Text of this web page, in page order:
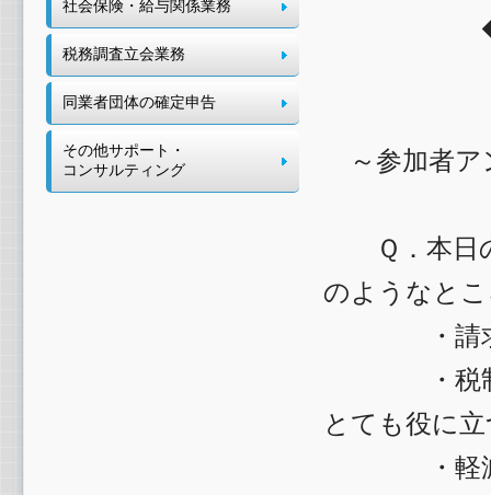
◆平成31
～参加者ア
Ｑ．本日の
のようなと
・請求書
・税制改
とても役に
・軽減税
社会保険・給与関係業務
税務調査立会業務
同業者団体の確定申告
その他サポート・
コンサルティング